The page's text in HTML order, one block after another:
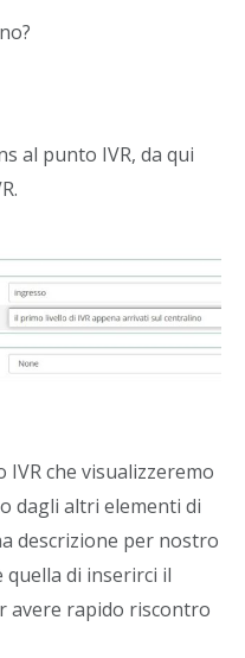
al punto IVR, da qui
IVR che visualizzeremo
dagli altri elementi di
descrizione per nostro
di inserirci il
avere rapido riscontro